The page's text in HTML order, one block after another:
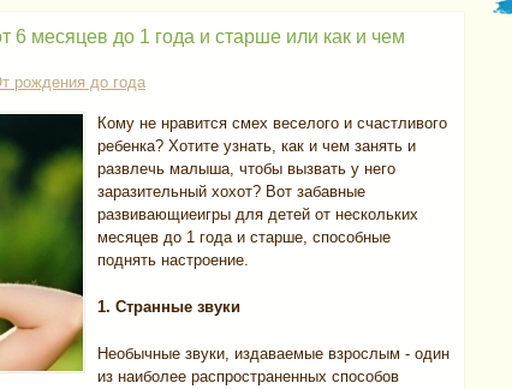
6 месяцев до 1 года и старше или как и чем
рождения до года
Кому не нравится смех веселого и счастливого
ребенка? Хотите узнать, как и чем занять и
развлечь малыша, чтобы вызвать у него
заразительный хохот? Вот забавные
развивающиеигры для детей от нескольких
месяцев до 1 года и старше, способные
поднять настроение.
1. Странные звуки
Необычные звуки, издаваемые взрослым - один
из наиболее распространенных способов